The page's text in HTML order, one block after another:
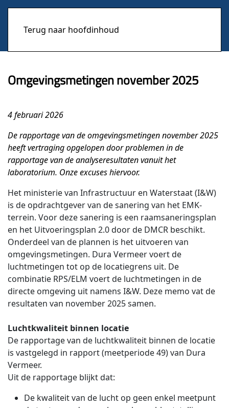
Terug naar hoofdinhoud
Omgevingsmetingen november 2025
4 februari 2026
De rapportage van de omgevingsmetingen november 2025
heeft vertraging opgelopen door problemen in de
rapportage van de analyseresultaten vanuit het
laboratorium. Onze excuses hiervoor.
Het ministerie van Infrastructuur en Waterstaat (I&W)
is de opdrachtgever van de sanering van het EMK-
terrein. Voor deze sanering is een raamsaneringsplan
en het Uitvoeringsplan 2.0 door de DMCR beschikt.
Onderdeel van de plannen is het uitvoeren van
omgevingsmetingen. Dura Vermeer voert de
luchtmetingen tot op de locatiegrens uit. De
combinatie RPS/ELM voert de luchtmetingen in de
directe omgeving uit namens I&W. Deze memo vat de
resultaten van november 2025 samen.
Luchtkwaliteit binnen locatie
De rapportage van de luchtkwaliteit binnen de locatie
is vastgelegd in rapport (meetperiode 49) van Dura
Vermeer.
Uit de rapportage blijkt dat:
De kwaliteit van de lucht op geen enkel meetpunt